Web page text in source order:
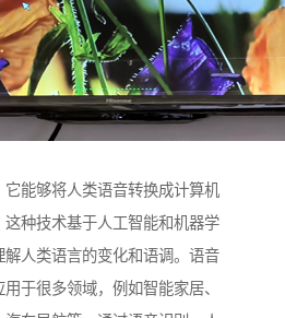
能够将人类语音转换成计算机
这种技术基于人工智能和机器学
人类语言的变化和语调。语音
于很多领域，例如智能家居、